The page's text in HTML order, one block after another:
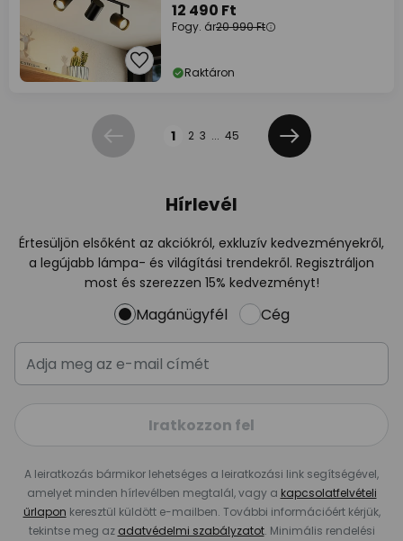
12 490 Ft
Fogy. ár20 990 Ft
Raktáron
Előző 1 2 3 ... 45
Következő
Hírlevél
Értesüljön elsőként az akciókról, exkluzív kedvezményekről,
a legújabb lámpa- és világítási trendekről. Regisztráljon
most és szerezzen 15% kedvezményt!
Magánügyfél Cég
Iratkozzon fel
A leiratkozás bármikor lehetséges a leiratkozási link segítségével,
amelyet minden hírlevélben megtalál, vagy a kapcsolatfelvételi
űrlapon keresztül küldött e-mailben. További információért kérjük,
tekintse meg az adatvédelmi szabályzatot. Minimális rendelési